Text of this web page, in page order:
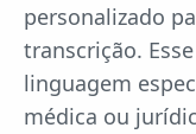
personalizado
transcrição.
linguagem
médica ou